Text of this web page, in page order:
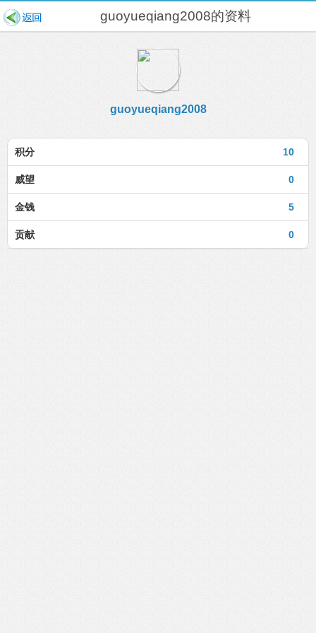
guoyueqiang2008的资料
guoyueqiang2008
10
积分
0
威望
5
金钱
0
贡献